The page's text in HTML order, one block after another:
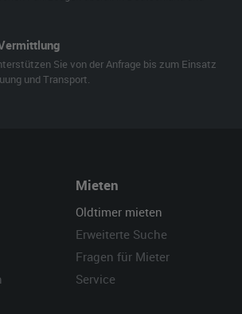
Sie von der Anfrage bis zum Einsatz
und Transport.
Mieten
Oldtimer mieten
Erweiterte Suche
Fragen für Mieter
Service